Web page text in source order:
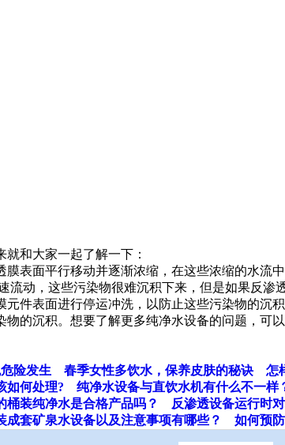
和大家一起了解一下：
表面平行移动并逐渐浓缩，在这些浓缩的水流
动，这些污染物很难沉积下来，但是如果反渗
件表面进行停运冲洗，以防止这些污染物的沉积
的沉积。想要了解更多纯净水设备的问题，可以
险发生 春季女性多饮水，保养皮肤的秘诀 怎
如何处理? 纯净水设备与直饮水机有什么不一样
桶装纯净水是合格产品吗？ 反渗透设备运行时
成套矿泉水设备以及注意事项有哪些？ 如何预